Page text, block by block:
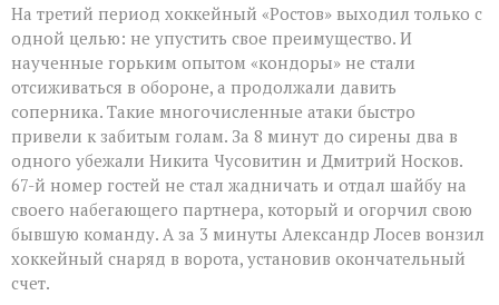
На третий период хоккейный «Ростов» выходил только с
одной целью: не упустить свое преимущество. И
наученные горьким опытом «кондоры» не стали
отсиживаться в обороне, а продолжали давить
соперника. Такие многочисленные атаки быстро
привели к забитым голам. За 8 минут до сирены два в
одного убежали Никита Чусовитин и Дмитрий Носков.
67-й номер гостей не стал жадничать и отдал шайбу на
своего набегающего партнера, который и огорчил свою
бывшую команду. А за 3 минуты Александр Лосев вонзил
хоккейный снаряд в ворота, установив окончательный
счет.